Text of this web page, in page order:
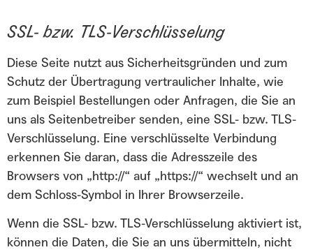
SSL- bzw. TLS-Verschlüsselung
Diese Seite nutzt aus Sicherheitsgründen und zum
Schutz der Übertragung vertraulicher Inhalte, wie
zum Beispiel Bestellungen oder Anfragen, die Sie an
uns als Seitenbetreiber senden, eine SSL- bzw. TLS-
Verschlüsselung. Eine verschlüsselte Verbindung
erkennen Sie daran, dass die Adresszeile des
Browsers von „http://“ auf „https://“ wechselt und an
dem Schloss-Symbol in Ihrer Browserzeile.
Wenn die SSL- bzw. TLS-Verschlüsselung aktiviert ist,
können die Daten, die Sie an uns übermitteln, nicht